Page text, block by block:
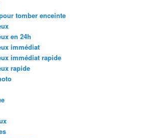
tomber enceinte
en 24h
immédiat
immédiat rapide
rapide